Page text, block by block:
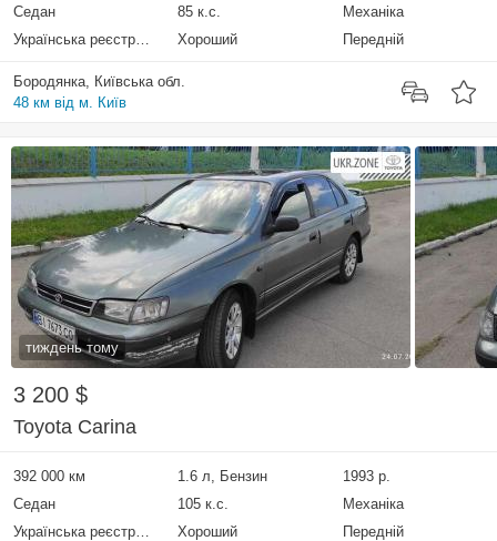
Седан
85 к.с.
Механіка
Українська реєстрація
Хороший Передній
Бородянка, Київська обл.
48 км від м. Київ
тиждень тому
3 200 $
Toyota Carina
392 000 км 1.6 л, Бензин
1993 р.
Седан
105 к.с.
Механіка
Українська реєстрація
Хороший Передній